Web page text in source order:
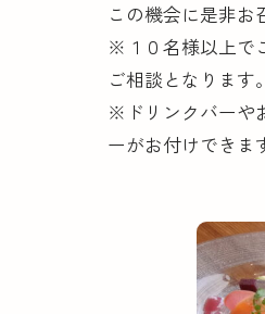
この機会に是非お
※１０名様以上で
ご相談となります。
※ドリンクバーや
ーがお付けできま